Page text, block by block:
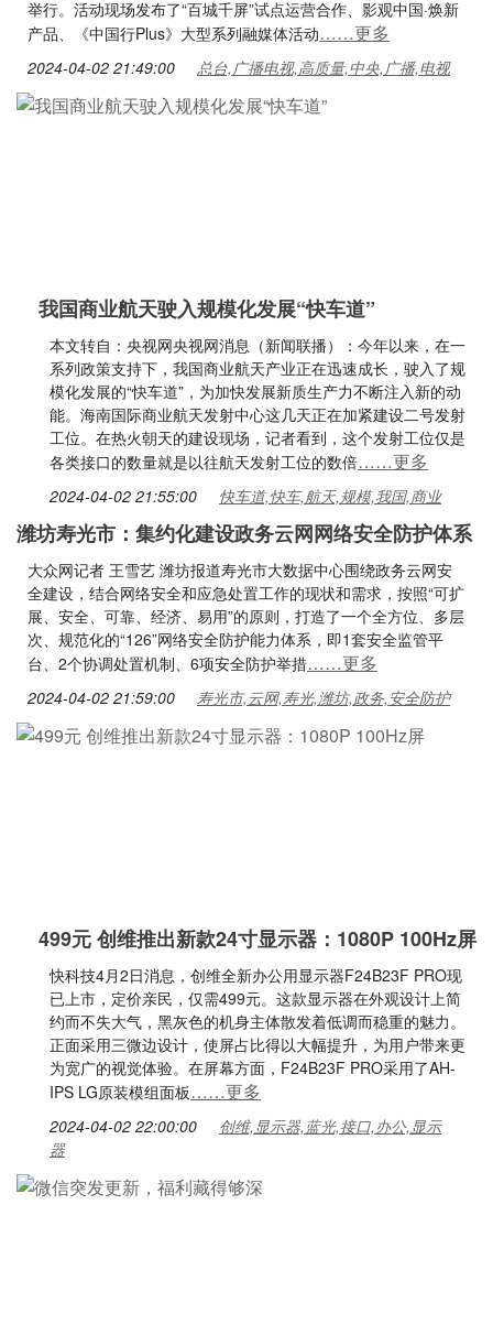
举行。活动现场发布了“百城千屏”试点运营合作、影观中国·焕新
产品、《中国行Plus》大型系列融媒体活动……更多
2024-04-02 21:49:00 总台,广播电视,高质量,中央,广播,电视
我国商业航天驶入规模化发展“快车道”
本文转自：央视网央视网消息（新闻联播）：今年以来，在一
系列政策支持下，我国商业航天产业正在迅速成长，驶入了规
模化发展的“快车道”，为加快发展新质生产力不断注入新的动
能。海南国际商业航天发射中心这几天正在加紧建设二号发射
工位。在热火朝天的建设现场，记者看到，这个发射工位仅是
各类接口的数量就是以往航天发射工位的数倍……更多
2024-04-02 21:55:00 快车道,快车,航天,规模,我国,商业
潍坊寿光市：集约化建设政务云网网络安全防护体系
大众网记者 王雪艺 潍坊报道寿光市大数据中心围绕政务云网安
全建设，结合网络安全和应急处置工作的现状和需求，按照“可扩
展、安全、可靠、经济、易用”的原则，打造了一个全方位、多层
次、规范化的“126”网络安全防护能力体系，即1套安全监管平
台、2个协调处置机制、6项安全防护举措……更多
2024-04-02 21:59:00 寿光市,云网,寿光,潍坊,政务,安全防护
499元 创维推出新款24寸显示器：1080P 100Hz屏
快科技4月2日消息，创维全新办公用显示器F24B23F PRO现
已上市，定价亲民，仅需499元。这款显示器在外观设计上简
约而不失大气，黑灰色的机身主体散发着低调而稳重的魅力。
正面采用三微边设计，使屏占比得以大幅提升，为用户带来更
为宽广的视觉体验。在屏幕方面，F24B23F PRO采用了AH-
IPS LG原装模组面板……更多
2024-04-02 22:00:00
创维,显示器,蓝光,接口,办公,显示
器